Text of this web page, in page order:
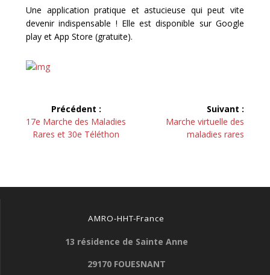
Une application pratique et astucieuse qui peut vite
devenir indispensable ! Elle est disponible sur Google
play et App Store (gratuite).
Navigation
de
Précédent :
Article
précédent :
17e Marche des Maladies
Rares et 30e Téléthon
Suivant :
Article
suivant :
Marche virtuelle des
maladies rares
AMRO-HHT-France
13 résidence de Sainte Anne
29170 FOUESNANT